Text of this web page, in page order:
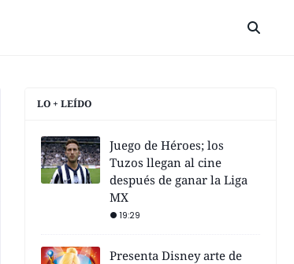
LO + LEÍDO
Juego de Héroes; los
Tuzos llegan al cine
después de ganar la Liga
MX
19:29
Presenta Disney arte de